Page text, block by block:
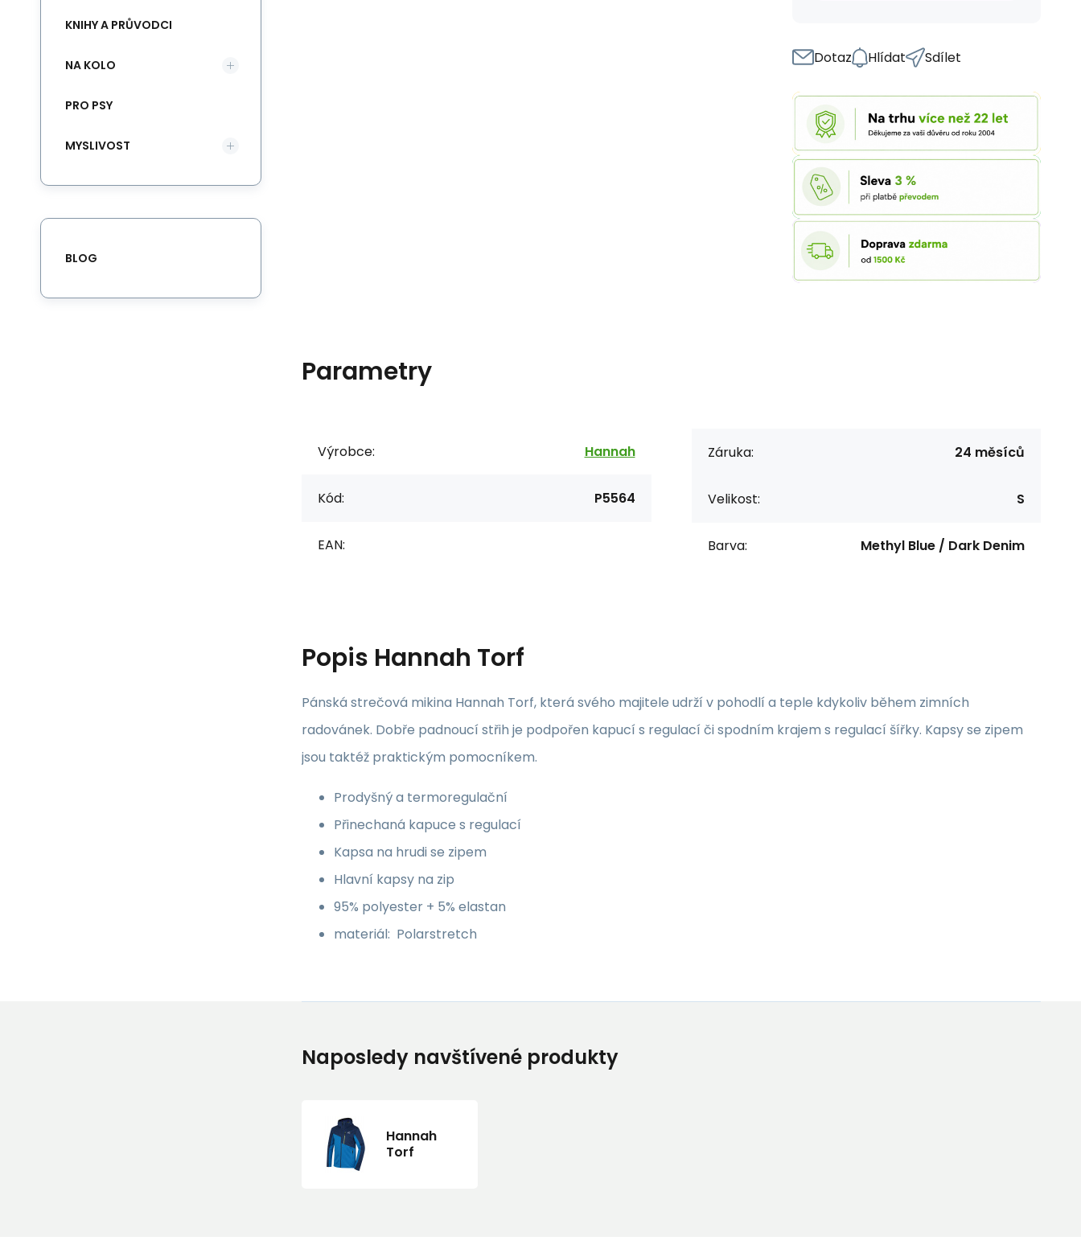
Dotaz Hlídat Sdílet
Parametry
Výrobce: Hannah
Kód: P5564
EAN:
Záruka: 24 měsíců
Velikost: S
Barva: Methyl Blue / Dark Denim
Popis Hannah Torf
Pánská strečová mikina Hannah Torf, která svého majitele udrží v pohodlí a teple kdykoliv během zimních
radovánek. Dobře padnoucí střih je podpořen kapucí s regulací či spodním krajem s regulací šířky. Kapsy se zipem
jsou taktéž praktickým pomocníkem.
Prodyšný a termoregulační
Přinechaná kapuce s regulací
Kapsa na hrudi se zipem
Hlavní kapsy na zip
95% polyester + 5% elastan
materiál: Polarstretch
KNIHY A PRŮVODCI
NA KOLO
PRO PSY
MYSLIVOST
BLOG
Naposledy navštívené produkty
Hannah
Torf